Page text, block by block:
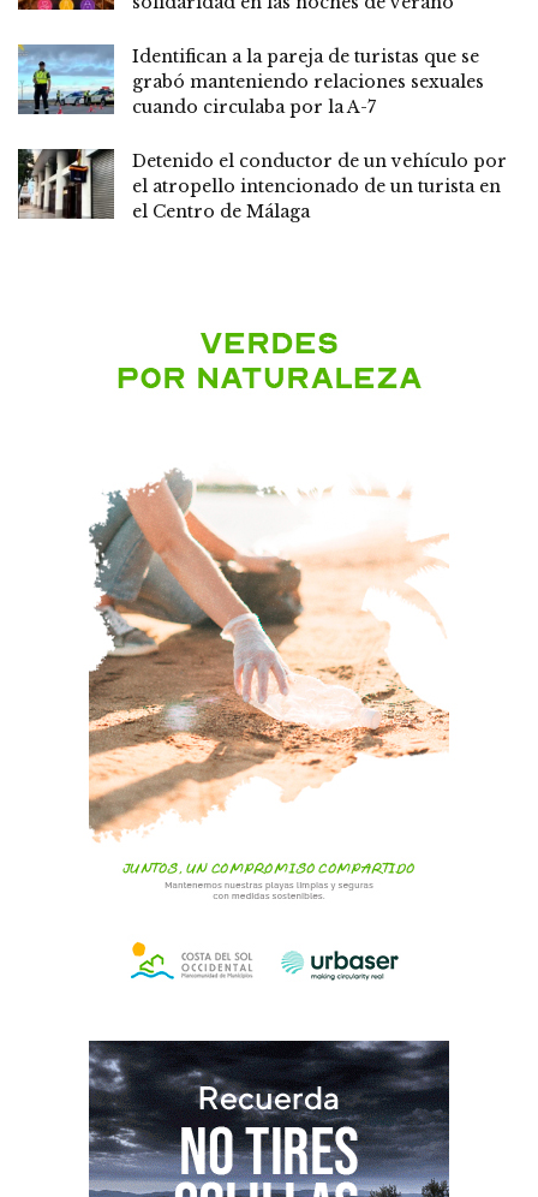
Identifican a la pareja de turistas que se
grabó manteniendo relaciones sexuales
cuando circulaba por la A-7
Detenido el conductor de un vehículo por
el atropello intencionado de un turista en
el Centro de Málaga